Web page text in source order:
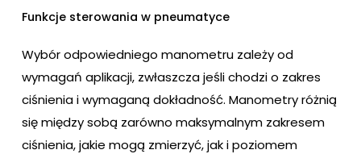
Funkcje sterowania w pneumatyce
Wybór odpowiedniego manometru zależy od
wymagań aplikacji, zwłaszcza jeśli chodzi o zakres
ciśnienia i wymaganą dokładność. Manometry różnią
się między sobą zarówno maksymalnym zakresem
ciśnienia, jakie mogą zmierzyć, jak i poziomem